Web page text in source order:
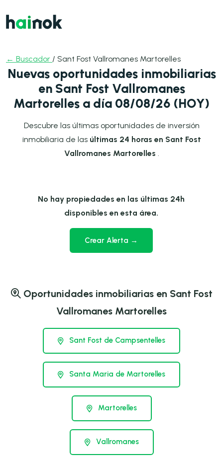
← Buscador / Sant Fost Vallromanes Martorelles
Nuevas oportunidades inmobiliarias
en Sant Fost Vallromanes
Martorelles a día 08/08/26 (HOY)
Descubre las últimas oportunidades de inversión
inmobiliaria de las últimas 24 horas en Sant Fost
Vallromanes Martorelles
No hay propiedades en las últimas 24h
disponibles en esta área.
Crear Alerta →
Oportunidades inmobiliarias en Sant Fost
Vallromanes Martorelles
Sant Fost de Campsentelles
Santa Maria de Martorelles
Martorelles
Vallromanes